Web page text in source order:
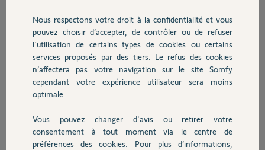
Chauffage
Autres produits
Devis avec un pro
il y a 12 mois
Réponses
Si ca ne fonctionne pas il faut une palpeuse radio.
Bonne journée
Nous respectons votre droit à la confidentialité et vous
pouvez choisir d’accepter, de contrôler ou de refuser
l'utilisation de certains types de cookies ou certains
services proposés par des tiers. Le refus des cookies
n’affectera pas votre navigation sur le site Somfy
cependant votre expérience utilisateur sera moins
optimale.
Vous pouvez changer d'avis ou retirer votre
consentement à tout moment via le centre de
préférences des cookies. Pour plus d’informations,